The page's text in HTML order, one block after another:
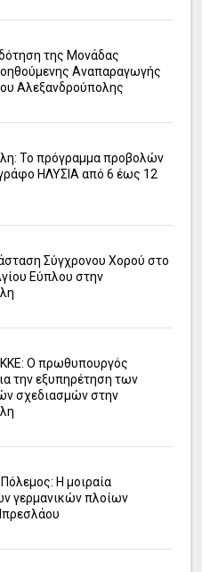
της Μονάδας
Αναπαραγωγής
Αλεξανδρούπολης
Το πρόγραμμα προβολών
ΗΛΥΣΙΑ από 6 έως 12
Σύγχρονου Χορού στο
Εύπλου στην
Ο πρωθυπουργός
την εξυπηρέτηση των
σχεδιασμών στην
Η μοιραία
γερμανικών πλοίων